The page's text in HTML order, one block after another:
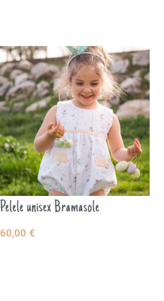
Pelele unisex Bramasole
60,00 €